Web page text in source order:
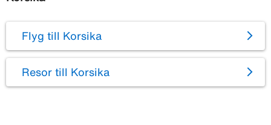
Flyg till Korsika
Resor till Korsika